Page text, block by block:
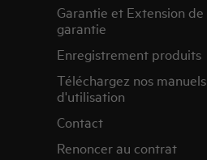
Garantie et Extension de
garantie
Enregistrement produits
Téléchargez nos manuels
d'utilisation
Contact
Renoncer au contrat